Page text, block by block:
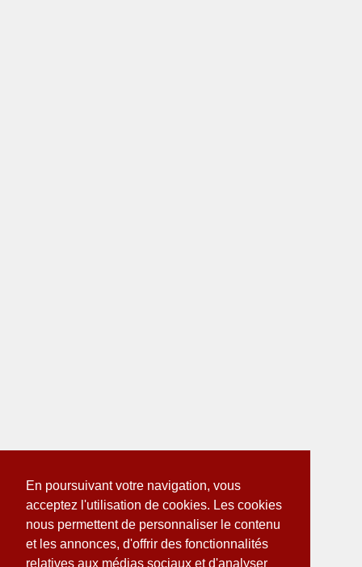
En poursuivant votre navigation, vous
acceptez l'utilisation de cookies. Les cookies
nous permettent de personnaliser le contenu
et les annonces, d'offrir des fonctionnalités
relatives aux médias sociaux et d'analyser